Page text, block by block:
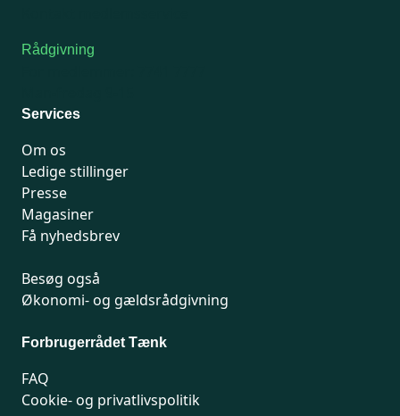
Rådgivning
Services
Om os
Ledige stillinger
Presse
Magasiner
Få nyhedsbrev
Besøg også
Økonomi- og gældsrådgivning
Forbrugerrådet Tænk
FAQ
Cookie- og privatlivspolitik